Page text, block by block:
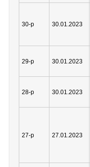
30-р 30.01.2023
29-р 30.01.2023
28-р 30.01.2023
27-р 27.01.2023